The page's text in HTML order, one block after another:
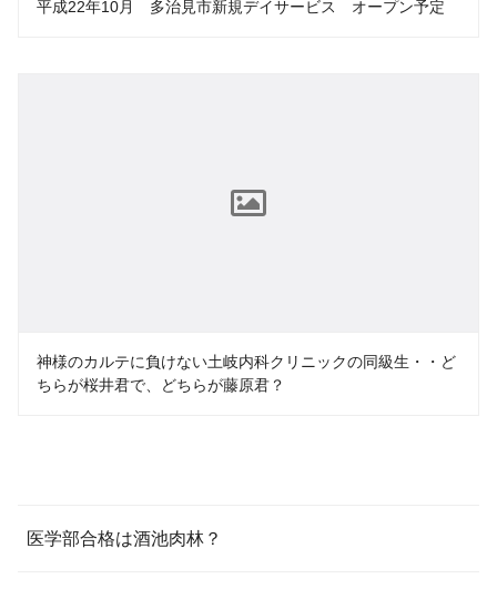
平成22年10月 多治見市新規デイサービス オープン予定
神様のカルテに負けない土岐内科クリニックの同級生・・ど
ちらが桜井君で、どちらが藤原君？
医学部合格は酒池肉林？